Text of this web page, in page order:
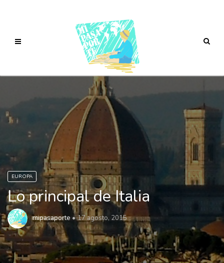
EUROPA
Lo principal de Italia
mipasaporte 17 agosto, 2015